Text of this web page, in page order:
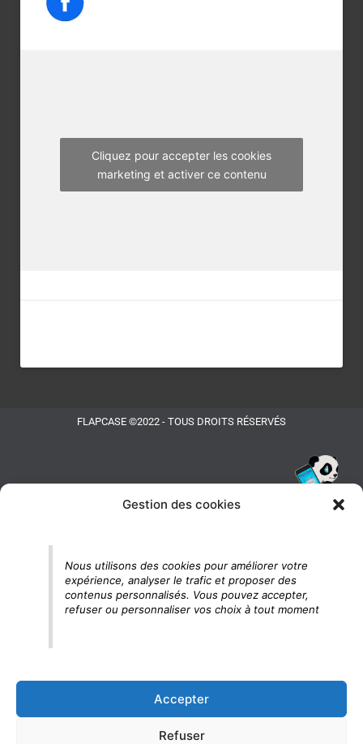
Gestion des cookies
Nous utilisons des cookies pour améliorer votre
expérience, analyser le trafic et proposer des
contenus personnalisés. Vous pouvez accepter,
refuser ou personnaliser vos choix à tout moment
Accepter
Refuser
m
Cliquez pour accepter les cookies
marketing et activer ce contenu
FLAPCASE ©2022 - TOUS DROITS RÉSERVÉS